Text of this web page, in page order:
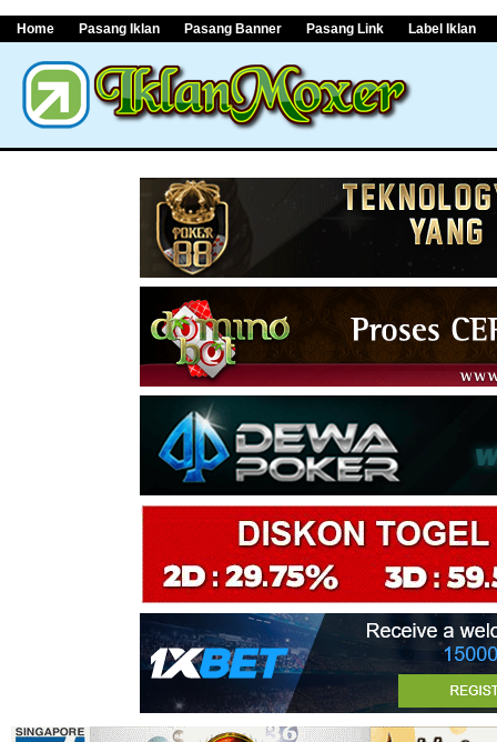
Home Pasang Iklan Pasang Banner Pasang Link Label Iklan